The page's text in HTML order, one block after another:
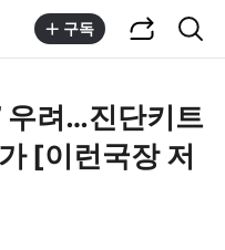
구독
우려…진단키트
[이런국장 저